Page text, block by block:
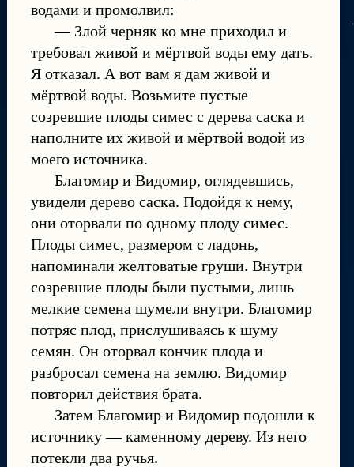
водами и промолвил:
— Злой черняк ко мне приходил и
требовал живой и мёртвой воды ему дать.
Я отказал. А вот вам я дам живой и
мёртвой воды. Возьмите пустые
созревшие плоды симес с дерева саска и
наполните их живой и мёртвой водой из
моего источника.
Благомир и Видомир, оглядевшись,
увидели дерево саска. Подойдя к нему,
они оторвали по одному плоду симес.
Плоды симес, размером с ладонь,
напоминали желтоватые груши. Внутри
созревшие плоды были пустыми, лишь
мелкие семена шумели внутри. Благомир
потряс плод, прислушиваясь к шуму
семян. Он оторвал кончик плода и
разбросал семена на землю. Видомир
повторил действия брата.
Затем Благомир и Видомир подошли к
источнику — каменному дереву. Из него
потекли два ручья.